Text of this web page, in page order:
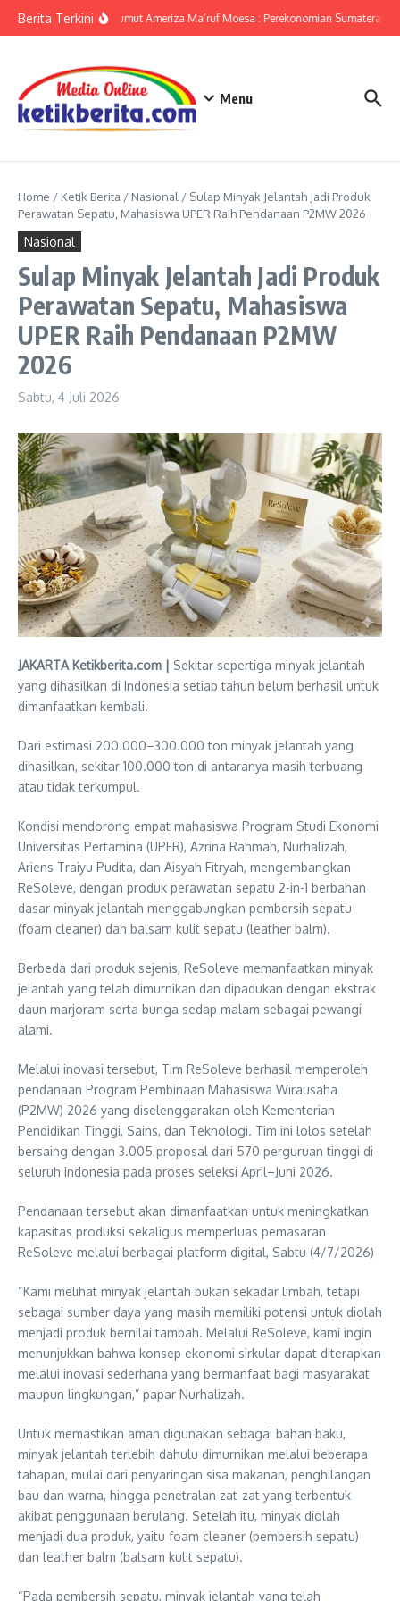
Berita TerkiniKPwBI Sumut Ameriza Ma’ruf Moesa : Perekonomian Sumatera
Menu
Home / Ketik Berita / Nasional / Sulap Minyak Jelantah Jadi Produk
Perawatan Sepatu, Mahasiswa UPER Raih Pendanaan P2MW 2026
Nasional
Sulap Minyak Jelantah Jadi Produk
Perawatan Sepatu, Mahasiswa
UPER Raih Pendanaan P2MW
2026
Sabtu, 4 Juli 2026
JAKARTA Ketikberita.com | Sekitar sepertiga minyak jelantah
yang dihasilkan di Indonesia setiap tahun belum berhasil untuk
dimanfaatkan kembali.
Dari estimasi 200.000–300.000 ton minyak jelantah yang
dihasilkan, sekitar 100.000 ton di antaranya masih terbuang
atau tidak terkumpul.
Kondisi mendorong empat mahasiswa Program Studi Ekonomi
Universitas Pertamina (UPER), Azrina Rahmah, Nurhalizah,
Ariens Traiyu Pudita, dan Aisyah Fitryah, mengembangkan
ReSoleve, dengan produk perawatan sepatu 2-in-1 berbahan
dasar minyak jelantah menggabungkan pembersih sepatu
(foam cleaner) dan balsam kulit sepatu (leather balm).
Berbeda dari produk sejenis, ReSoleve memanfaatkan minyak
jelantah yang telah dimurnikan dan dipadukan dengan ekstrak
daun marjoram serta bunga sedap malam sebagai pewangi
alami.
Melalui inovasi tersebut, Tim ReSoleve berhasil memperoleh
pendanaan Program Pembinaan Mahasiswa Wirausaha
(P2MW) 2026 yang diselenggarakan oleh Kementerian
Pendidikan Tinggi, Sains, dan Teknologi. Tim ini lolos setelah
bersaing dengan 3.005 proposal dari 570 perguruan tinggi di
seluruh Indonesia pada proses seleksi April–Juni 2026.
Pendanaan tersebut akan dimanfaatkan untuk meningkatkan
kapasitas produksi sekaligus memperluas pemasaran
ReSoleve melalui berbagai platform digital, Sabtu (4/7/2026)
“Kami melihat minyak jelantah bukan sekadar limbah, tetapi
sebagai sumber daya yang masih memiliki potensi untuk diolah
menjadi produk bernilai tambah. Melalui ReSoleve, kami ingin
menunjukkan bahwa konsep ekonomi sirkular dapat diterapkan
melalui inovasi sederhana yang bermanfaat bagi masyarakat
maupun lingkungan,” papar Nurhalizah.
Untuk memastikan aman digunakan sebagai bahan baku,
minyak jelantah terlebih dahulu dimurnikan melalui beberapa
tahapan, mulai dari penyaringan sisa makanan, penghilangan
bau dan warna, hingga penetralan zat-zat yang terbentuk
akibat penggunaan berulang. Setelah itu, minyak diolah
menjadi dua produk, yaitu foam cleaner (pembersih sepatu)
dan leather balm (balsam kulit sepatu).
“Pada pembersih sepatu, minyak jelantah yang telah